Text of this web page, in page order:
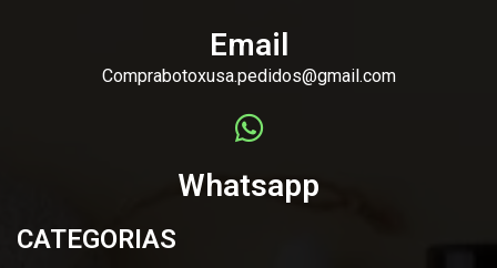
Email
Comprabotoxusa.pedidos@gmail.com
Whatsapp
CATEGORIAS